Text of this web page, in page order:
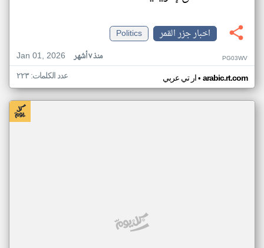
اخبار جزر القمر
Politics
Jan 01, 2026
منذ ٧ أشهر PG03WV
ار تي عربي• arabic.rt.com عدد الكلمات: ٢٢٣